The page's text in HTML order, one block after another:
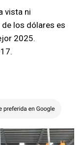
vista ni
los dólares es
2025.